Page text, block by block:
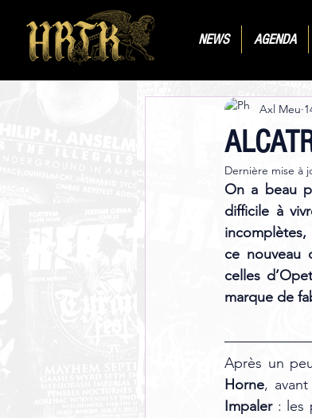
NEWS AGENDA
Axl Meu
Dernière mise à
On a beau
difficile à
ce nouveau
celles
marque de
Après un
Horne,
Impaler : les